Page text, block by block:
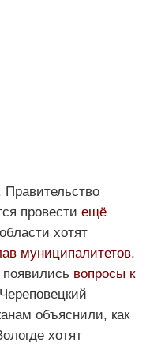
Правительство
провести ещё
хотят
муниципалитетов.
вопросы к
объяснили, как
хотят